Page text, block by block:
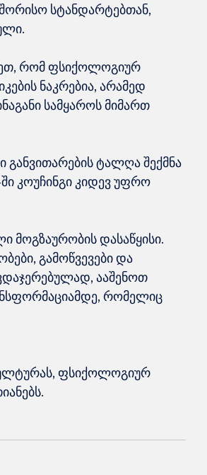
სტანდარტებთან,
რომ ფსიქოლოგიურ
ნაკრებია, არამედ
სამყაროს მიმართ
განვითარების ტალღა შექმნა
კოუჩინგი კიდევ უფრო
მოგზაურობის დასაწყისი.
გამოწვევები და
ააშენოთ
რომელიც
ფსიქოლოგიურ